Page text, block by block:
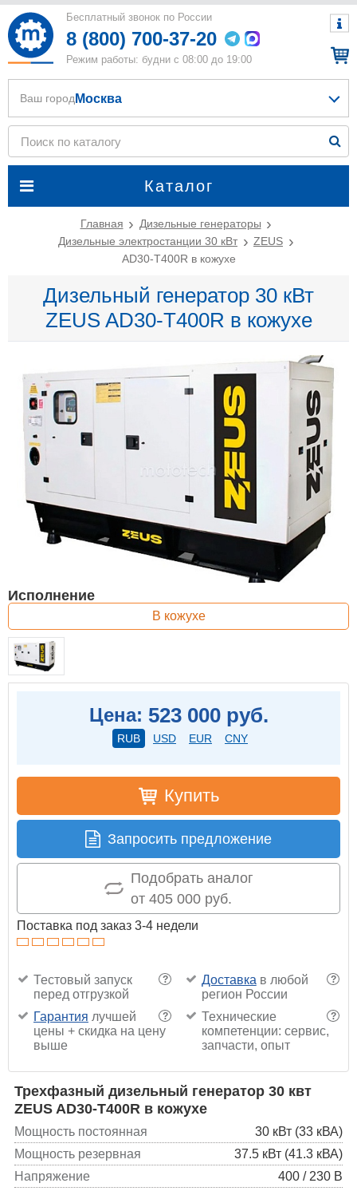
Бесплатный звонок по России
8 (800) 700-37-20
Режим работы: будни с 08:00 до 19:00
Каталог
Ваш город Москва
Главная
Дизельные генераторы
Дизельные электростанции 30 кВт
ZEUS
AD30-T400R в кожухе
Дизельный генератор 30 кВт
ZEUS AD30-T400R в кожухе
Исполнение
В кожухе
Цена: 523 000 руб.
RUB USD EUR CNY
Купить
Запросить предложение
Подобрать аналог
от 405 000 руб.
Поставка под заказ 3-4 недели
?
Тестовый запуск
перед отгрузкой
?
Доставка в любой
регион России
?
Гарантия лучшей
цены + скидка на цену
выше
?
Технические
компетенции: сервис,
запчасти, опыт
Трехфазный дизельный генератор 30 квт
ZEUS AD30-T400R в кожухе
Мощность постоянная
30 кВт (33 кВА)
Мощность резервная
37.5 кВт (41.3 кВА)
Напряжение
400 / 230 В